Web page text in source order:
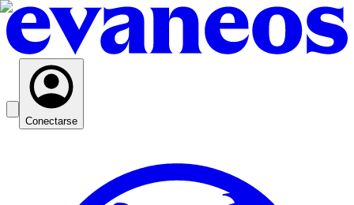
Conectarse